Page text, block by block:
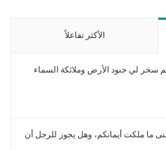
الأكثر تفاعلاً
سخر لي جنود الأرض وملائكة السماء
ما ملكت أيمانكم، وهل يجوز للرجل أن